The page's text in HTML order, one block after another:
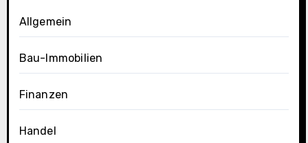
Allgemein
Bau-Immobilien
Finanzen
Handel